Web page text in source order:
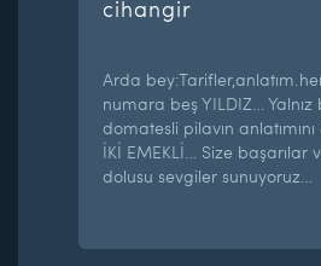
cihangir
Arda
numara beş YILDIZ… Yalnız
domatesli pilavın anlatımını
İKİ EMEKLİ… Size başarılar
dolusu sevgiler sunuyoruz…